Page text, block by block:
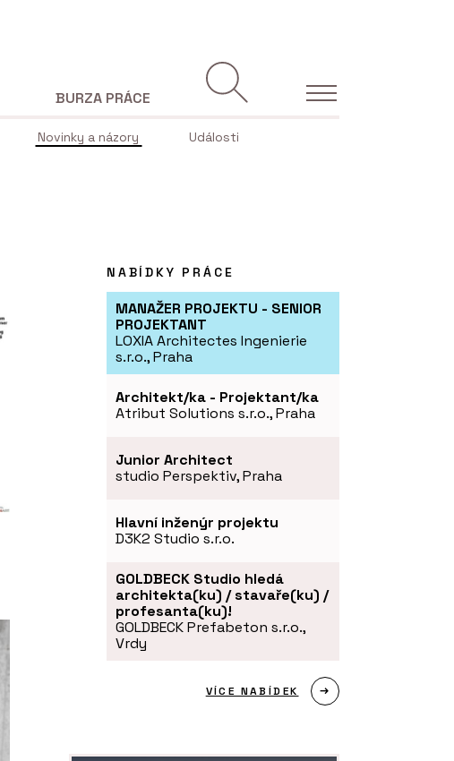
Novinky a názory Události
BURZA PRÁCE
NABÍDKY PRÁCE
MANAŽER PROJEKTU - SENIOR
PROJEKTANT
LOXIA Architectes Ingenierie
s.r.o., Praha
Architekt/ka - Projektant/ka
Atribut Solutions s.r.o., Praha
Junior Architect
studio Perspektiv, Praha
Hlavní inženýr projektu
D3K2 Studio s.r.o.
GOLDBECK Studio hledá
architekta(ku) / stavaře(ku) /
profesanta(ku)!
GOLDBECK Prefabeton s.r.o.,
Vrdy
VÍCE NABÍDEK